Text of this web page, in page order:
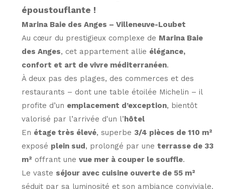
époustouflante !
Marina Baie des Anges – Villeneuve-Loubet
Au cœur du prestigieux complexe de Marina Baie
des Anges, cet appartement allie élégance,
confort et art de vivre méditerranéen.
À deux pas des plages, des commerces et des
restaurants – dont une table étoilée Michelin – il
profite d’un emplacement d’exception, bientôt
valorisé par l’arrivée d'un l’hôtel
En étage très élevé, superbe 3/4 pièces de 110 m²
exposé plein sud, prolongé par une terrasse de 33
m² offrant une vue mer à couper le souffle.
Le vaste séjour avec cuisine ouverte de 55 m²
séduit par sa luminosité et son ambiance conviviale.